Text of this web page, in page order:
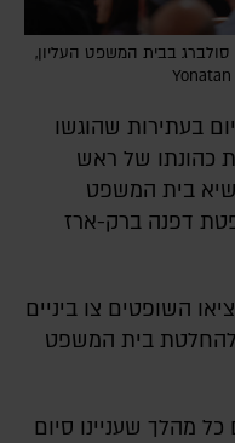
בבית המשפט העליון,
כהונתו של ראש
בית המשפט
דפנה ברק-ארז
כ-12 שעות, הוציאו השופטים צו ביניים
להחלטת בית המשפט